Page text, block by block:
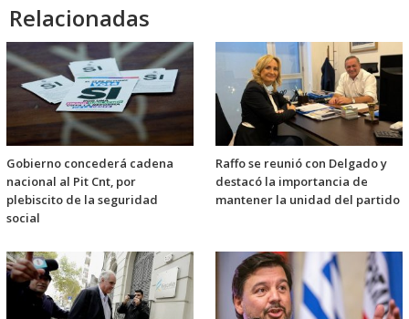
Relacionadas
Gobierno concederá cadena
nacional al Pit Cnt, por
plebiscito de la seguridad
social
Raffo se reunió con Delgado y
destacó la importancia de
mantener la unidad del partido